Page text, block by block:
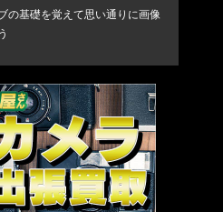
の基礎を覚えて思い通りに画像